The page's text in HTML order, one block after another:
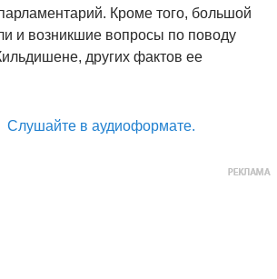
Кроме того, большой
и возникшие вопросы по поводу
других фактов ее
Слушайте в аудиоформате.